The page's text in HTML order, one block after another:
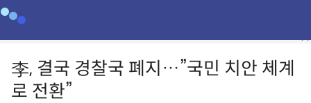
李, 결국 경찰국 폐지…”국민 치안 체계
로 전환”